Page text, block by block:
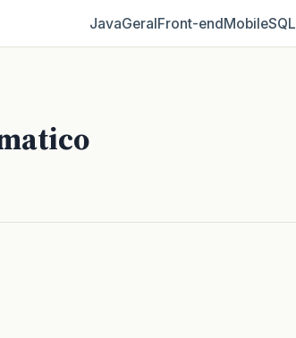
JavaGeralFront‑endMobileSQL